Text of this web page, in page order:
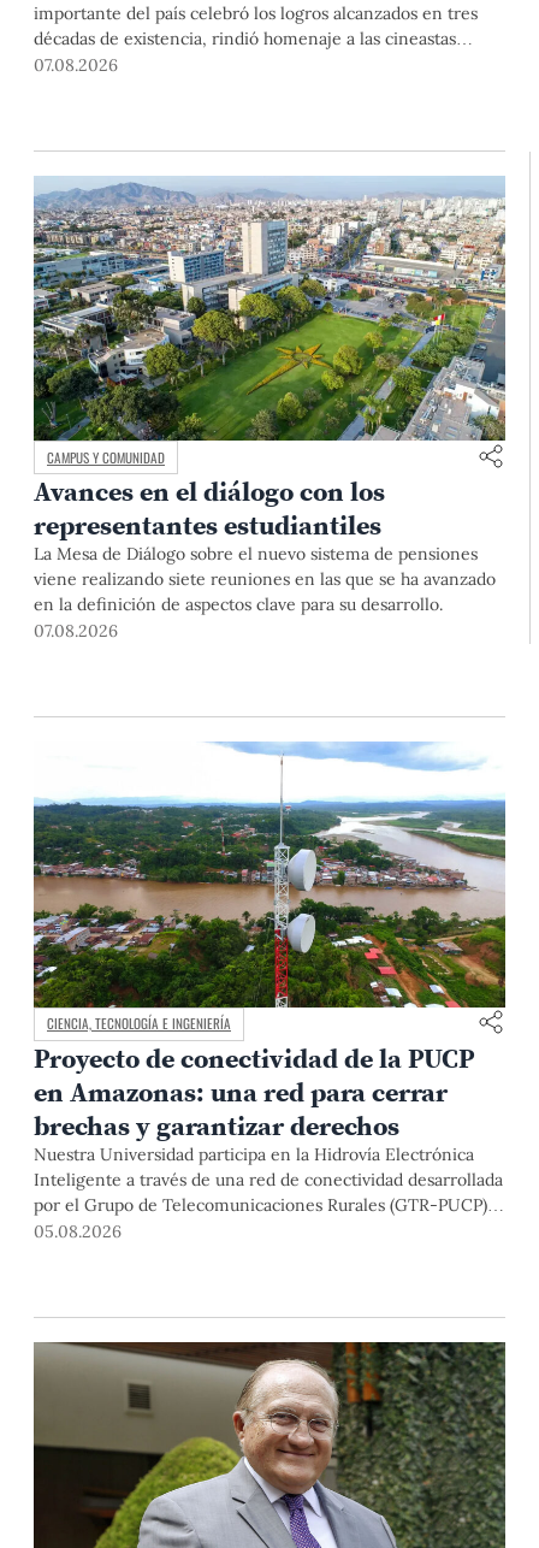
importante del país celebró los logros alcanzados en tres
décadas de existencia, rindió homenaje a las cineastas
Mariana Rondón y Marité Ugás, y planteó un llamado de
07.08.2026
CAMPUS Y COMUNIDAD
Avances en el diálogo con los
representantes estudiantiles
La Mesa de Diálogo sobre el nuevo sistema de pensiones
viene realizando siete reuniones en las que se ha avanzado
en la definición de aspectos clave para su desarrollo.
07.08.2026
CIENCIA, TECNOLOGÍA E INGENIERÍA
Proyecto de conectividad de la PUCP
en Amazonas: una red para cerrar
brechas y garantizar derechos
Nuestra Universidad participa en la Hidrovía Electrónica
Inteligente a través de una red de conectividad desarrollada
por el Grupo de Telecomunicaciones Rurales (GTR-PUCP)
desde el 2018. En esta nota repasamos cómo ha sido el
05.08.2026